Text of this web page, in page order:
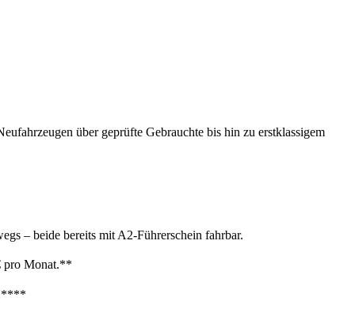
über geprüfte Gebrauchte bis hin zu erstklassigem
– beide bereits mit A2-Führerschein fahrbar.
pro Monat.**